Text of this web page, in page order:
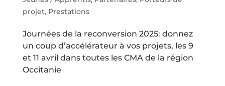
projet, Prestations
Journées de la reconversion 2025: donnez
un coup d’accélérateur à vos projets, les 9
et 11 avril dans toutes les CMA de la région
Occitanie